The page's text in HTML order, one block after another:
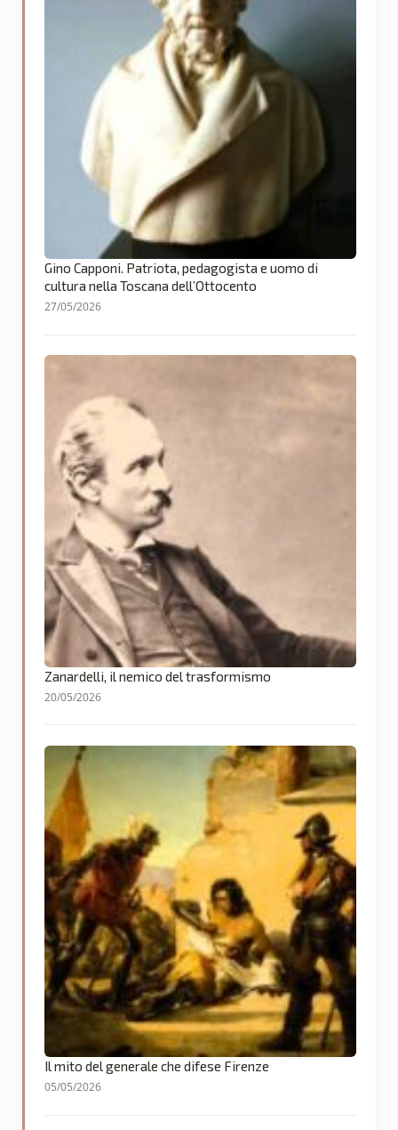
Gino Capponi. Patriota, pedagogista e uomo di
cultura nella Toscana dell’Ottocento
27/05/2026
Zanardelli, il nemico del trasformismo
20/05/2026
Il mito del generale che difese Firenze
05/05/2026